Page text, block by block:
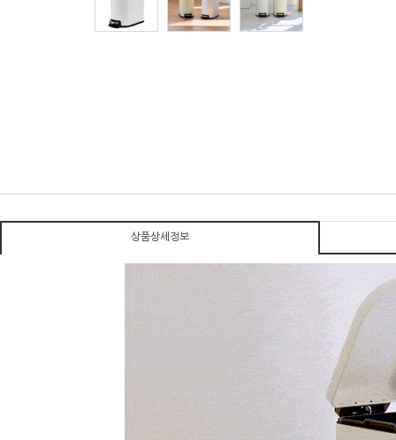
상품상세정보